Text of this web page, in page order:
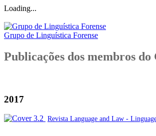
Loading...
Grupo de Linguística Forense
Publicações dos membros do
2017
Revista Language and Law -